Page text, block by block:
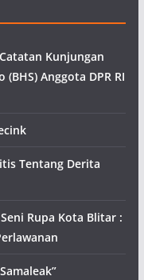
Kunjungan
Anggota DPR RI
Tentang Derita
Rupa Kota Blitar :